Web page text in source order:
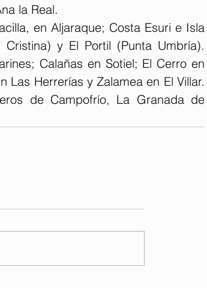
la Real.
en Aljaraque; Costa Esuri e Isla
y El Portil (Punta Umbría).
Calañas en Sotiel; El Cerro en
Las Herrerías y Zalamea en El Villar.
de Campofrío, La Granada de